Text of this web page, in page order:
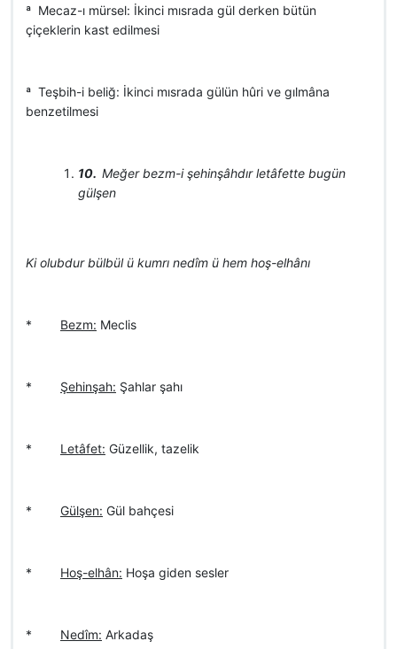
ª Mecaz-ı mürsel: İkinci mısrada gül derken bütün
çiçeklerin kast edilmesi
ª Teşbih-i beliğ: İkinci mısrada gülün hûri ve gılmâna
benzetilmesi
10. Meğer bezm-i şehinşâhdır letâfette bugün
gülşen
Ki olubdur bülbül ü kumrı nedîm ü hem hoş-elhânı
* Bezm: Meclis
* Şehinşah: Şahlar şahı
* Letâfet: Güzellik, tazelik
* Gülşen: Gül bahçesi
* Hoş-elhân: Hoşa giden sesler
* Nedîm: Arkadaş